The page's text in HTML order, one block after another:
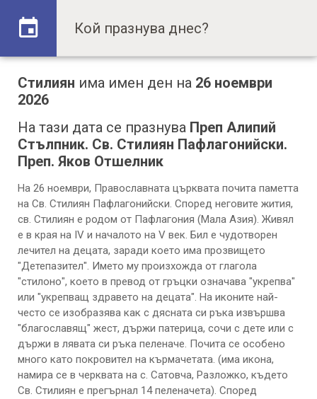
Стилиян има имен ден на 26 ноември
2026
На тази дата се празнува Преп Алипий
Стълпник. Св. Стилиян Пафлагонийски.
Преп. Яков Отшелник
На 26 ноември, Православната църквата почита паметта
на Св. Стилиян Пафлагонийски. Според неговите жития,
св. Стилиян е родом от Пафлагония (Мала Азия). Живял
е в края на IV и началото на V век. Бил е чудотворен
лечител на децата, заради което има прозвището
"Детепазител". Името му произхожда от глагола
"стилоно", което в превод от гръцки означава "укрепва"
или "укрепващ здравето на децата". На иконите най-
често се изобразява как с дясната си ръка извършва
"благославящ" жест, държи патерица, сочи с дете или с
държи в лявата си ръка пеленаче. Почита се особено
много като покровител на кърмачетата. (има икона,
намира се в черквата на с. Сатовча, Разложко, където
Св. Стилиян е прегърнал 14 пеленачета). Според